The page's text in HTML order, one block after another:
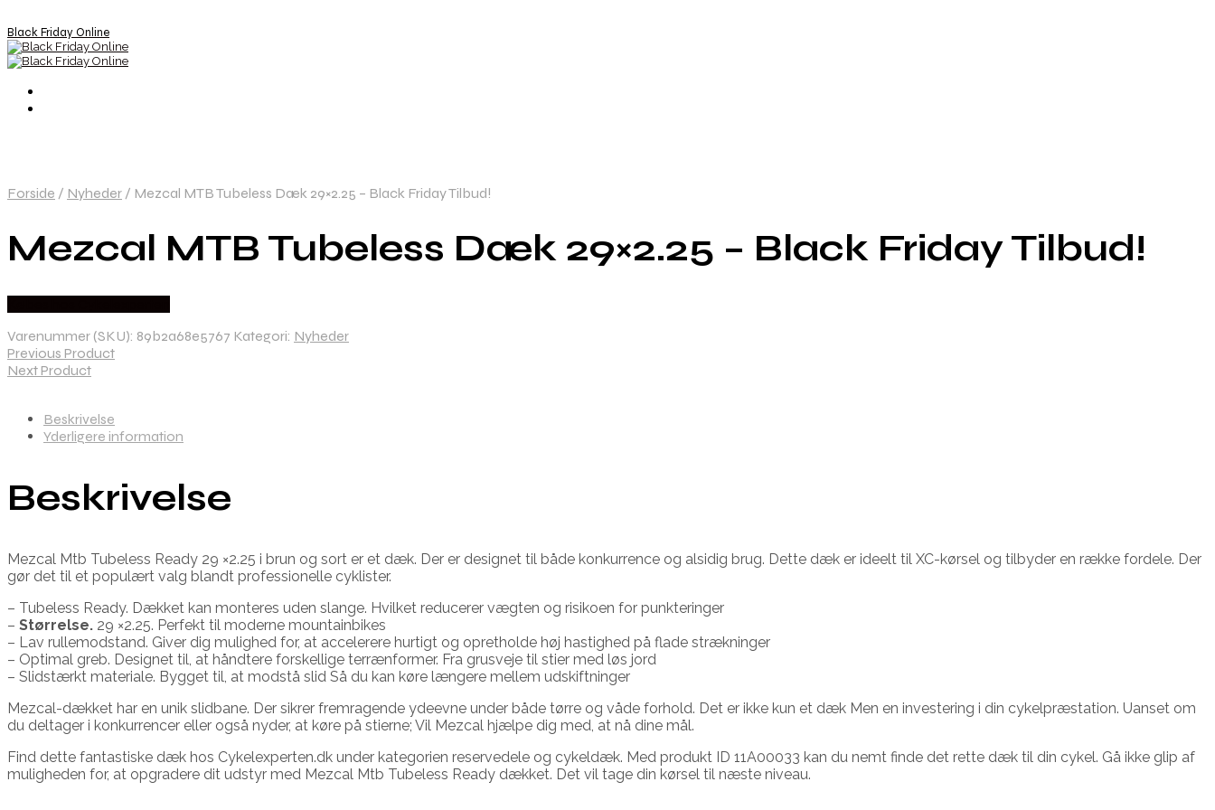
Black Friday Online
Forside / Nyheder / Mezcal MTB Tubeless Dæk 29×2.25 – Black Friday Tilbud!
Mezcal MTB Tubeless Dæk 29×2.25 – Black Friday Tilbud!
Varenummer (SKU): 89b2a68e5767 Kategori: Nyheder
Previous Product
Next Product
Beskrivelse
Yderligere information
Beskrivelse
Mezcal Mtb Tubeless Ready 29 ×2.25 i brun og sort er et dæk. Der er designet til både konkurrence og alsidig brug. Dette dæk er ideelt til XC-kørsel og tilbyder en række fordele. Der
gør det til et populært valg blandt professionelle cyklister.
– Tubeless Ready. Dækket kan monteres uden slange. Hvilket reducerer vægten og risikoen for punkteringer
– Størrelse. 29 ×2.25. Perfekt til moderne mountainbikes
– Lav rullemodstand. Giver dig mulighed for, at accelerere hurtigt og opretholde høj hastighed på flade strækninger
– Optimal greb. Designet til, at håndtere forskellige terrænformer. Fra grusveje til stier med løs jord
– Slidstærkt materiale. Bygget til, at modstå slid Så du kan køre længere mellem udskiftninger
Mezcal-dækket har en unik slidbane. Der sikrer fremragende ydeevne under både tørre og våde forhold. Det er ikke kun et dæk Men en investering i din cykelpræstation. Uanset om
du deltager i konkurrencer eller også nyder, at køre på stierne; Vil Mezcal hjælpe dig med, at nå dine mål.
Find dette fantastiske dæk hos Cykelexperten.dk under kategorien reservedele og cykeldæk. Med produkt ID 11A00033 kan du nemt finde det rette dæk til din cykel. Gå ikke glip af
muligheden for, at opgradere dit udstyr med Mezcal Mtb Tubeless Ready dækket. Det vil tage din kørsel til næste niveau.